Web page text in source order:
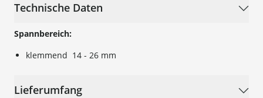
Technische Daten
Spannbereich:
klemmend 14 - 26 mm
Lieferumfang